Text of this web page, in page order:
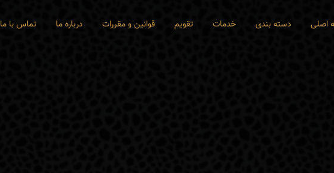
اصلی دسته بندی خدمات تقویم قوانین و مقررات درباره ما تماس با ما